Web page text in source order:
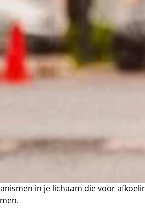
levert een bepaalde stress op
je lichaam nog eens
stabiel te houden. Onze
wanneer je langdurig zware
tot 37,8 °C komen.
IS JE
net zo snel af te voeren als dat
.
in je lichaam die voor